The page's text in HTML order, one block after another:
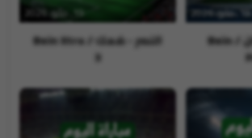
19, مايو, 2026
قطر - السودان / Bein
19, مايو, 2026
النصر - ضمك / Bein Xtra
3